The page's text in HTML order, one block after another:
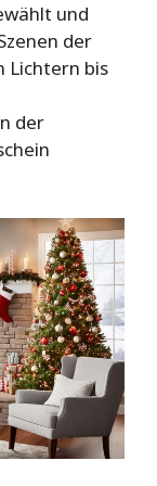
und
der
Lichtern bis
der